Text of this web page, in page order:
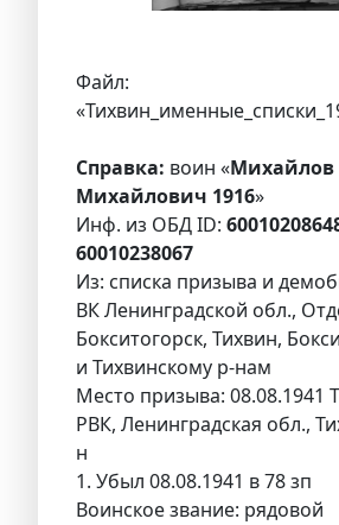
Файл:
Справка: воин «Михайлов
Михайлович 1916»
Инф. из ОБД ID:
60010238067
Из: списка призыва и
ВК Ленинградской обл.,
Бокситогорск, Тихвин,
и Тихвинскому р-нам
Место призыва: 08.08.1941
РВК, Ленинградская обл.,
н
1. Убыл 08.08.1941 в 78 зп
Воинское звание: рядовой